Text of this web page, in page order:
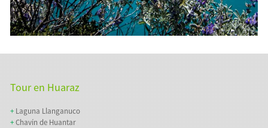
Tour en Huaraz
+ Laguna Llanganuco
+Chavín de Huantar